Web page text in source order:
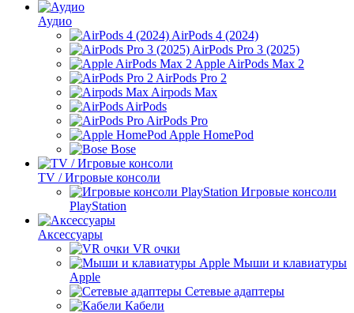
Аудио
AirPods 4 (2024)
AirPods Pro 3 (2025)
Apple AirPods Max 2
AirPods Pro 2
Airpods Max
AirPods
AirPods Pro
Apple HomePod
Bose
TV / Игровые консоли
Игровые консоли
PlayStation
Аксессуары
VR очки
Мыши и клавиатуры
Apple
Сетевые адаптеры
Кабели